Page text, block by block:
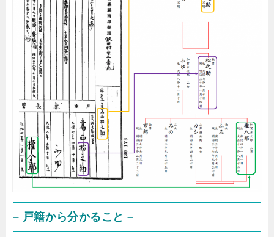
– 戸籍から分かること –